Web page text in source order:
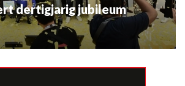
dertigjarig jubileum